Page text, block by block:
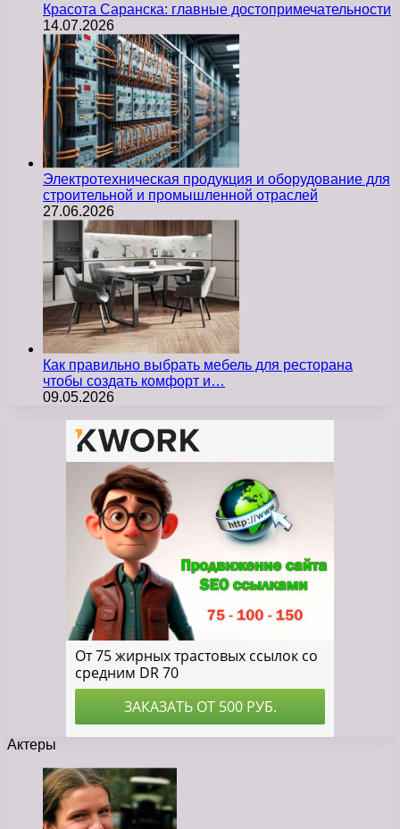
Красота Саранска: главные достопримечательности
14.07.2026
Электротехническая продукция и оборудование для
строительной и промышленной отраслей
27.06.2026
Как правильно выбрать мебель для ресторана
чтобы создать комфорт и…
09.05.2026
Актеры